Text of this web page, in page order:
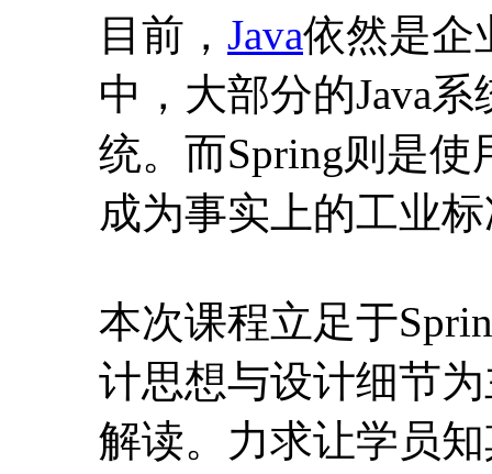
目前， Java依然是企
中，大部分的Java
统。而Spring则是
成为事实上的工业
本次课程立足于
计思想与设计细节
解读。力求让学员